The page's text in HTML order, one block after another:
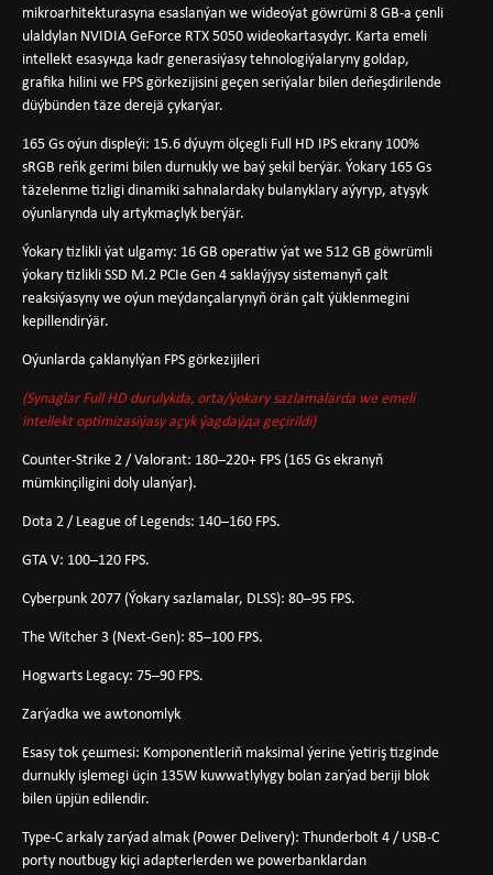
mikroarhitekturasyna esaslanýan we wideoýat göwrümi 8 GB-a çenli
ulaldylan NVIDIA GeForce RTX 5050 wideokartasydyr. Karta emeli
intellekt esasyнда kadr generasiýasy tehnologiýalaryny goldap,
grafika hilini we FPS görkezijisini geçen seriýalar bilen deňeşdirilende
düýbünden täze derejä çykarýar.
165 Gs oýun displeýi: 15.6 dýuym ölçegli Full HD IPS ekrany 100%
sRGB reňk gerimi bilen durnukly we baý şekil berýär. Ýokary 165 Gs
täzelenme tizligi dinamiki sahnalardaky bulanyklary aýyryp, atyşyk
oýunlarynda uly artykmaçlyk berýär.
Ýokary tizlikli ýat ulgamy: 16 GB operatiw ýat we 512 GB göwrümli
ýokary tizlikli SSD M.2 PCIe Gen 4 saklaýjysy sistemanyň çalt
reaksiýasyny we oýun meýdançalarynyň örän çalt ýüklenmegini
kepillendirýär.
Oýunlarda çaklanylýan FPS görkezijileri
(Synaglar Full HD durulykda, orta/ýokary sazlamalarda we emeli
intellekt optimizasiýasy açyk ýagdaýда geçirildi)
Counter-Strike 2 / Valorant: 180–220+ FPS (165 Gs ekranyň
mümkinçiligini doly ulanýar).
Dota 2 / League of Legends: 140–160 FPS.
GTA V: 100–120 FPS.
Cyberpunk 2077 (Ýokary sazlamalar, DLSS): 80–95 FPS.
The Witcher 3 (Next-Gen): 85–100 FPS.
Hogwarts Legacy: 75–90 FPS.
Zarýadka we awtonomlyk
Esasy tok çешmesi: Komponentleriň maksimal ýerine ýetiriş tizginde
durnukly işlemegi üçin 135W kuwwatlylygy bolan zarýad beriji blok
bilen üpjün edilendir.
Type-C arkaly zarýad almak (Power Delivery): Thunderbolt 4 / USB-C
porty noutbugy kiçi adapterlerden we powerbanklardan